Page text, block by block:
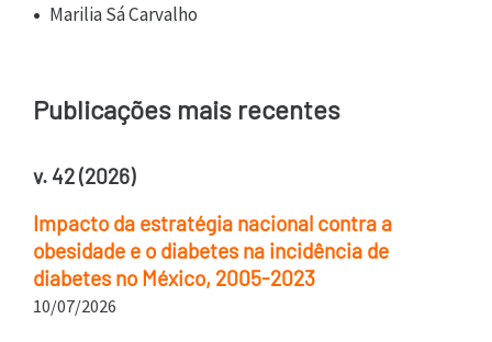
Marilia Sá Carvalho
Publicações mais recentes
v. 42 (2026)
Impacto da estratégia nacional contra a
obesidade e o diabetes na incidência de
diabetes no México, 2005-2023
10/07/2026